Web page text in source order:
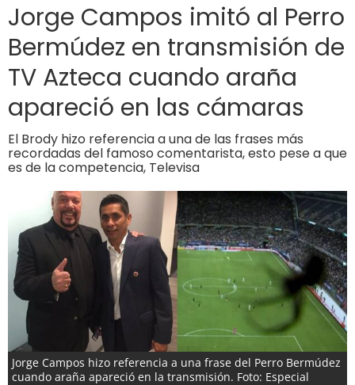
Jorge Campos imitó al Perro
Bermúdez en transmisión de
TV Azteca cuando araña
apareció en las cámaras
El Brody hizo referencia a una de las frases más
recordadas del famoso comentarista, esto pese a que
es de la competencia, Televisa
Jorge Campos hizo referencia a una frase del Perro Bermúdez
cuando araña apareció en la transmisión. Foto: Especial